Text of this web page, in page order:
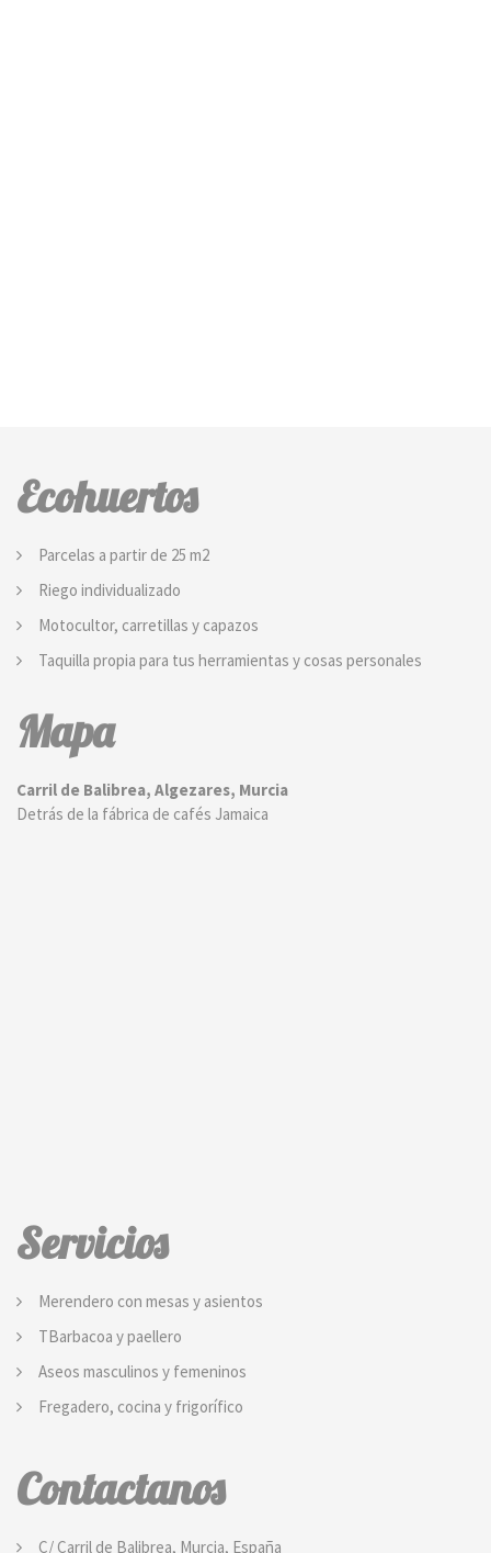
Ecohuertos
Parcelas a partir de 25 m2
Riego individualizado
Motocultor, carretillas y capazos
Taquilla propia para tus herramientas y cosas personales
Mapa
Carril de Balibrea, Algezares, Murcia
Detrás de la fábrica de cafés Jamaica
Servicios
Merendero con mesas y asientos
TBarbacoa y paellero
Aseos masculinos y femeninos
Fregadero, cocina y frigorífico
Contactanos
C/ Carril de Balibrea, Murcia, España